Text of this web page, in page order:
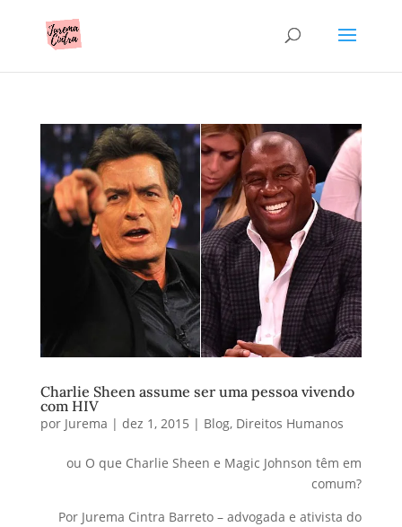
Charlie Sheen assume ser uma pessoa vivendo
com HIV
por Jurema | dez 1, 2015 | Blog, Direitos Humanos
ou O que Charlie Sheen e Magic Johnson têm em
comum?
Por Jurema Cintra Barreto – advogada e ativista do